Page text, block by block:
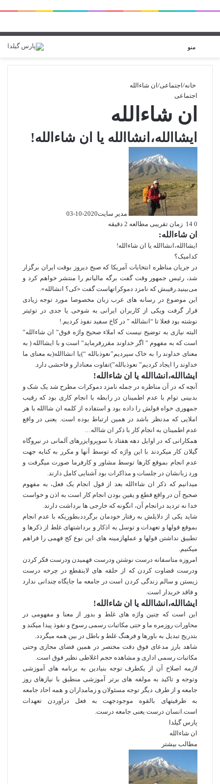
منو
خانه/اجتماعی/ان شاءالله
اجتماعی
ان شاءالله
ایشاالله،انشاالله یا ان شاءالله!
مدیر سایت2020-10-03
0
زمان تقریبی مطالعه 2 دقیقه
ان شاءالله:
ایشاالله،انشاالله یا ان شاءالله!
کدامیک؟
در جریان مناظره انتخابات آمریکا که صبح دیروز بوقت ایران برگزار
شد، رئیس جمهور وقت گفت برگه مالیاتم را منتشر خواهم کرد و
می‌بینید.رقیبش که نامزد دموکراتهاست گفت «کی؟ انشالله».
این موضوع در رسانه های عرب زبان مخصوصا مورد توجه زیادی
قرار گرفت ویکی از کاربران ایرانی به شوخی یا جدی در توئیتر
نوشته بود فعلا تا “انشالله ” در کاخ سفید نفوذ کردیم.!
البته نیازی به توضیح نیست که املاء صحیح واژه فوق” ان شاءالله”
است که به مفهوم ” اگر خداوند مقررفرماید” است و با ایشاالله ( به
معنای خداوند را به خاک سپردیم”نعوذبالله “)یا انشاالله(به معنای ما
خداوند را ایجاد کردیم” نعوذبالله”)تفاوت معنادار و فاحشی دارد.
ایشاالله،انشاالله یا ان شاءالله!
آنچه که در آن مناظره در جمله نامزد دموکرات مطرح شد یک شک و
بدبینی توام با عدم اطمینان در رابطه با انجام کاری بود که رقیب
جمهوری خواه قولش را داده بود و استفاده از کلمه ان شاالله با هر
املایی که مدنظر باشد در همین ارتباط بوده است. یعنی در واقع
عدم اطمینان به انجام کار با ذکر ان شااله…
همکارانی که در اوایل دهه هفتاد با سوپروایزرهای آلمانی در نیروگاه
گیلان کار میکردند با این واژه که توسط آنها و مکرر به کنایه جهت
عدم انجام بموقع کارها توسط مشاور و کارفرما صورت میگرفت و
ورد زبانشان در جلسات و مذاکرات بود آشنایی کامل دارند.
میدانیم که ذکر ان شاءالله بعد از قول انجام یک فعل، به مفهوم
صحیح آن در واقع قطع و یقین بودن انجام کار است به اذن و خواست
خدا نه تردید درانجام آن، انگونه که خارجی ها برداشت دارند.
شاید یکی از دلایلش به رفتار خودمان برگرددبطوریکه با عدم انجام
بموقع قولها و تعهدات و توسل به اذکار و برداشتهای غلط از ذکرها و
تطبیق نداشتن قولها و عملهازمینه های این نوع کج فهمی را فراهم
میکنیم.
امروزه متاسفانه درست نوشتن ودرست فهمیدن ودرست فکر کردن
ودرست قضاوت کردن که از حلقه های لاینقطع در چرخه درست
زیستن و سالم زندگی کردن است در جامعه ما جایگاه چندانی ندارد
و فاقد خریدار است.
ایشاالله،انشاالله یا ان شاءالله!
این است که چنین واژه های غلط و بدور از معنا و مفهومی در
محاورات روزمره ما و حتی مکاتبات رسمی رسوخ و نفوذ پیدا میکند و
بتدریج تبدیل به باورها و فرهنگ غلط و باطل در بین همه میگردد.
شاهد بارز مدعای فوق دقت مختصر در همین فضای مجازی وحتی
مکاتبات رسمی اداری و مشاهده حجم اغلاطی نظیر فوق است.
لازمه اصلاح آن از یکطرف توجه بنیادین به برنامه های آموزشی
وتوجه و تاکید به مولفه های برتر آموزشی منطبق با نیازهای روز
جامعه و از طرف دیگر توجه مسئولان و زمامداران و همه احاد جامعه
به ظرفیتهای بالقوه موجودجهت به فعل دراوردن تعهدات
است.انسان درست یعنی جامعه درست.
پارس گیلدا
ان شاءالله
مطالب بیشتر